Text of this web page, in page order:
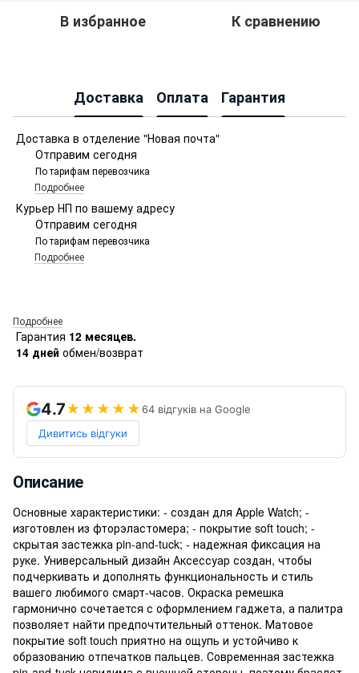
В избранное К сравнению
Доставка Оплата Гарантия
Доставка в отделение "Новая почта"
Отправим сегодня
По тарифам перевозчика
Подробнее
Курьер НП по вашему адресу
Отправим сегодня
По тарифам перевозчика
Подробнее
Подробнее
Гарантия 12 месяцев.
14 дней обмен/возврат
4.7★★★★★64 відгуків на Google
Дивитись відгуки
Описание
Основные характеристики: - создан для Apple Watch; -
изготовлен из фторэластомера; - покрытие soft touch; -
скрытая застежка pin-and-tuck; - надежная фиксация на
руке. Универсальный дизайн Аксессуар создан, чтобы
подчеркивать и дополнять функциональность и стиль
вашего любимого смарт-часов. Окраска ремешка
гармонично сочетается с оформлением гаджета, а палитра
позволяет найти предпочтительный оттенок. Матовое
покрытие soft touch приятно на ощупь и устойчиво к
образованию отпечатков пальцев. Современная застежка